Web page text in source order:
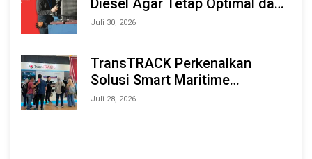
Tahan Lama
Juli 30, 2026
TransTRACK Perkenalkan
Solusi Smart Maritime
Monitoring Berbasis AI dan IoT
Juli 28, 2026